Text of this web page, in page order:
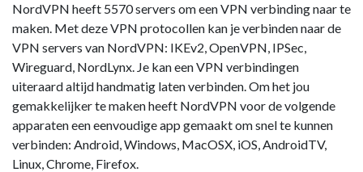
NordVPN heeft 5570 servers om een VPN verbinding naar te
maken. Met deze VPN protocollen kan je verbinden naar de
VPN servers van NordVPN: IKEv2, OpenVPN, IPSec,
Wireguard, NordLynx. Je kan een VPN verbindingen
uiteraard altijd handmatig laten verbinden. Om het jou
gemakkelijker te maken heeft NordVPN voor de volgende
apparaten een eenvoudige app gemaakt om snel te kunnen
verbinden: Android, Windows, MacOSX, iOS, AndroidTV,
Linux, Chrome, Firefox.